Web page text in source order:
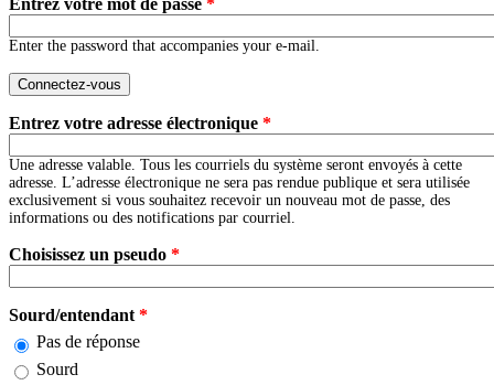
Entrez votre mot de passe *
Enter the password that accompanies your e-mail.
Entrez votre adresse électronique *
Une adresse valable. Tous les courriels du système seront envoyés à cette
adresse. L’adresse électronique ne sera pas rendue publique et sera utilisée
exclusivement si vous souhaitez recevoir un nouveau mot de passe, des
informations ou des notifications par courriel.
Choisissez un pseudo *
Sourd/entendant *
Pas de réponse
Sourd